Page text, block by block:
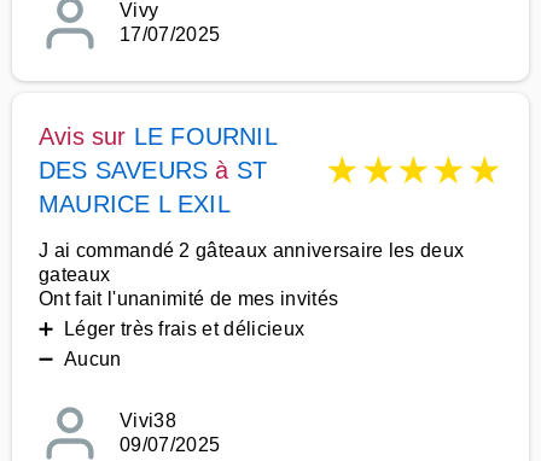
Vivy
17/07/2025
Avis sur LE FOURNIL
DES SAVEURS à ST
MAURICE L EXIL
★★★★★
J ai commandé 2 gâteaux anniversaire les deux
gateaux
Ont fait l'unanimité de mes invités
➕ Léger très frais et délicieux
➖ Aucun
Vivi38
09/07/2025